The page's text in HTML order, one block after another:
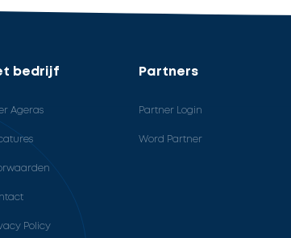
bedrijf
Ageras
Policy
Partners
Partner Login
Word Partner